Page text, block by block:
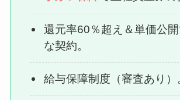
還元率60％超え＆単価公
な契約。
給与保障制度（審査あり）